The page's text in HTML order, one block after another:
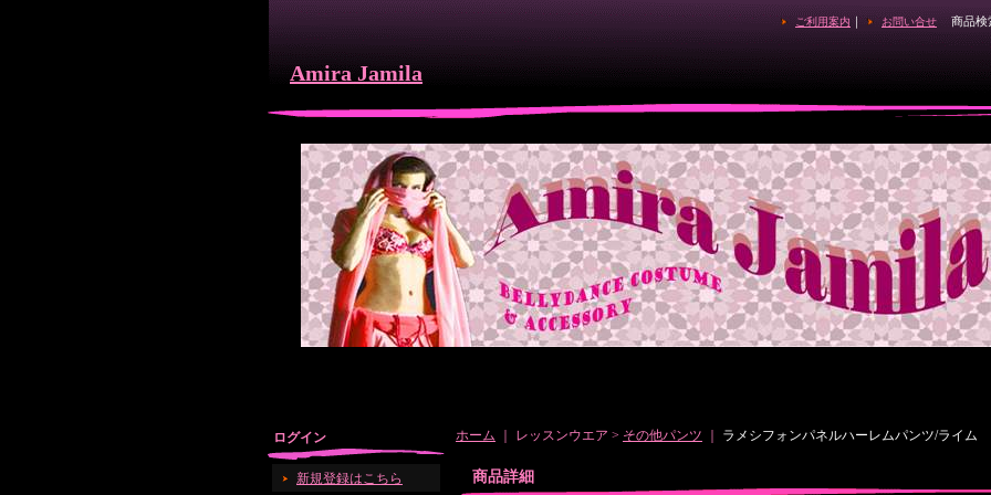
Amira Jamila
ご利用案内 ｜ お問い合せ 商品検
ログイン
新規登録はこちら
ホーム ｜ レッスンウエア > その他パンツ ラメシフォンパネルハーレムパンツ/ライム
商品詳細